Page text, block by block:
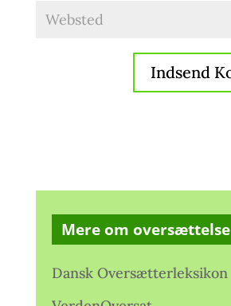
Mere om oversættelse
Dansk Oversætterleksikon